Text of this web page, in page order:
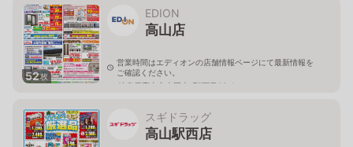
52枚
EDION
高山店
営業時間はエディオンの店舗情報ページにて最新情報を
ご確認ください。
岐阜県高山市上岡本町7丁目93-1
スギドラッグ
高山駅西店